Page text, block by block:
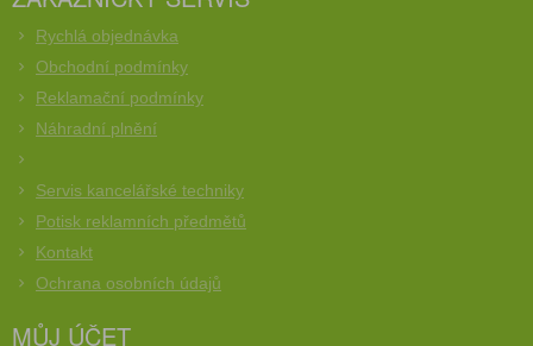
Rychlá objednávka
Obchodní podmínky
Reklamační podmínky
Náhradní plnění
Servis kancelářské techniky
Potisk reklamních předmětů
Kontakt
Ochrana osobních údajů
MŮJ ÚČET